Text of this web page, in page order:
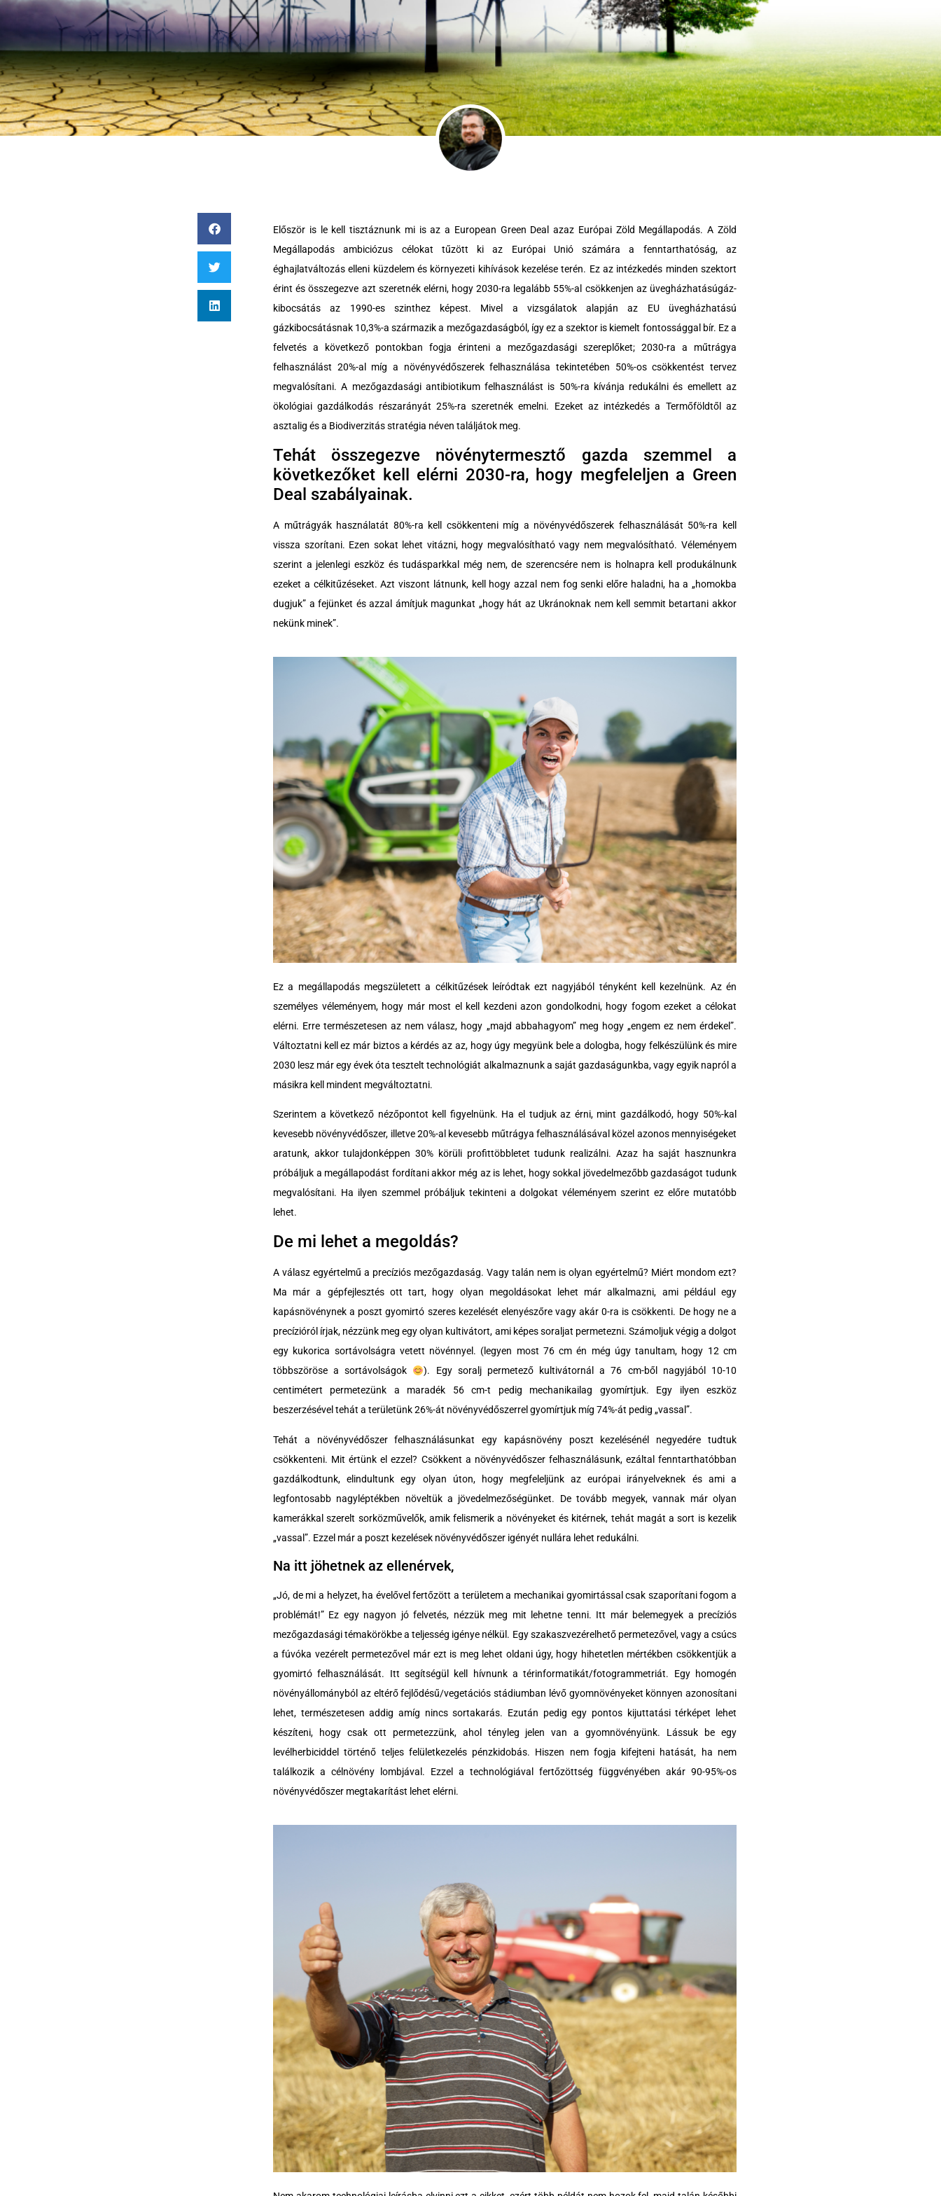
Először is le kell tisztáznunk mi is az a European Green Deal azaz Európai Zöld Megállapodás. A Zöld
Megállapodás ambiciózus célokat tűzött ki az Európai Unió számára a fenntarthatóság, az
éghajlatváltozás elleni küzdelem és környezeti kihívások kezelése terén. Ez az intézkedés minden szektort
érint és összegezve azt szeretnék elérni, hogy 2030-ra legalább 55%-al csökkenjen az üvegházhatásúgáz-
kibocsátás az 1990-es szinthez képest. Mivel a vizsgálatok alapján az EU üvegházhatású
gázkibocsátásnak 10,3%-a származik a mezőgazdaságból, így ez a szektor is kiemelt fontossággal bír. Ez a
felvetés a következő pontokban fogja érinteni a mezőgazdasági szereplőket; 2030-ra a műtrágya
felhasználást 20%-al míg a növényvédőszerek felhasználása tekintetében 50%-os csökkentést tervez
megvalósítani. A mezőgazdasági antibiotikum felhasználást is 50%-ra kívánja redukálni és emellett az
ökológiai gazdálkodás részarányát 25%-ra szeretnék emelni. Ezeket az intézkedés a Termőföldtől az
asztalig és a Biodiverzitás stratégia néven találjátok meg.
Tehát összegezve növénytermesztő gazda szemmel a
következőket kell elérni 2030-ra, hogy megfeleljen a Green
Deal szabályainak.
A műtrágyák használatát 80%-ra kell csökkenteni míg a növényvédőszerek felhasználását 50%-ra kell
vissza szorítani. Ezen sokat lehet vitázni, hogy megvalósítható vagy nem megvalósítható. Véleményem
szerint a jelenlegi eszköz és tudásparkkal még nem, de szerencsére nem is holnapra kell produkálnunk
ezeket a célkitűzéseket. Azt viszont látnunk, kell hogy azzal nem fog senki előre haladni, ha a „homokba
dugjuk” a fejünket és azzal ámítjuk magunkat „hogy hát az Ukránoknak nem kell semmit betartani akkor
nekünk minek”.
Ez a megállapodás megszületett a célkitűzések leíródtak ezt nagyjából tényként kell kezelnünk. Az én
személyes véleményem, hogy már most el kell kezdeni azon gondolkodni, hogy fogom ezeket a célokat
elérni. Erre természetesen az nem válasz, hogy „majd abbahagyom” meg hogy „engem ez nem érdekel”.
Változtatni kell ez már biztos a kérdés az az, hogy úgy megyünk bele a dologba, hogy felkészülünk és mire
2030 lesz már egy évek óta tesztelt technológiát alkalmaznunk a saját gazdaságunkba, vagy egyik napról a
másikra kell mindent megváltoztatni.
Szerintem a következő nézőpontot kell figyelnünk. Ha el tudjuk az érni, mint gazdálkodó, hogy 50%-kal
kevesebb növényvédőszer, illetve 20%-al kevesebb műtrágya felhasználásával közel azonos mennyiségeket
aratunk, akkor tulajdonképpen 30% körüli profittöbbletet tudunk realizálni. Azaz ha saját hasznunkra
próbáljuk a megállapodást fordítani akkor még az is lehet, hogy sokkal jövedelmezőbb gazdaságot tudunk
megvalósítani. Ha ilyen szemmel próbáljuk tekinteni a dolgokat véleményem szerint ez előre mutatóbb
lehet.
De mi lehet a megoldás?
A válasz egyértelmű a precíziós mezőgazdaság. Vagy talán nem is olyan egyértelmű? Miért mondom ezt?
Ma már a gépfejlesztés ott tart, hogy olyan megoldásokat lehet már alkalmazni, ami például egy
kapásnövénynek a poszt gyomirtó szeres kezelését elenyészőre vagy akár 0-ra is csökkenti. De hogy ne a
precízióról írjak, nézzünk meg egy olyan kultivátort, ami képes soraljat permetezni. Számoljuk végig a dolgot
egy kukorica sortávolságra vetett növénnyel. (legyen most 76 cm én még úgy tanultam, hogy 12 cm
többszöröse a sortávolságok
). Egy soralj permetező kultivátornál a 76 cm-ből nagyjából 10-10
centimétert permetezünk a maradék 56 cm-t pedig mechanikailag gyomírtjuk. Egy ilyen eszköz
beszerzésével tehát a területünk 26%-át növényvédőszerrel gyomírtjuk míg 74%-át pedig „vassal”.
Tehát a növényvédőszer felhasználásunkat egy kapásnövény poszt kezelésénél negyedére tudtuk
csökkenteni. Mit értünk el ezzel? Csökkent a növényvédőszer felhasználásunk, ezáltal fenntarthatóbban
gazdálkodtunk, elindultunk egy olyan úton, hogy megfeleljünk az európai irányelveknek és ami a
legfontosabb nagyléptékben növeltük a jövedelmezőségünket. De tovább megyek, vannak már olyan
kamerákkal szerelt sorközművelők, amik felismerik a növényeket és kitérnek, tehát magát a sort is kezelik
„vassal”. Ezzel már a poszt kezelések növényvédőszer igényét nullára lehet redukálni.
Na itt jöhetnek az ellenérvek,
„Jó, de mi a helyzet, ha évelővel fertőzött a területem a mechanikai gyomirtással csak szaporítani fogom a
problémát!” Ez egy nagyon jó felvetés, nézzük meg mit lehetne tenni. Itt már belemegyek a precíziós
mezőgazdasági témakörökbe a teljesség igénye nélkül. Egy szakaszvezérelhető permetezővel, vagy a csúcs
a fúvóka vezérelt permetezővel már ezt is meg lehet oldani úgy, hogy hihetetlen mértékben csökkentjük a
gyomirtó felhasználását. Itt segítségül kell hívnunk a térinformatikát/fotogrammetriát. Egy homogén
növényállományból az eltérő fejlődésű/vegetációs stádiumban lévő gyomnövényeket könnyen azonosítani
lehet, természetesen addig amíg nincs sortakarás. Ezután pedig egy pontos kijuttatási térképet lehet
készíteni, hogy csak ott permetezzünk, ahol tényleg jelen van a gyomnövényünk. Lássuk be egy
levélherbiciddel történő teljes felületkezelés pénzkidobás. Hiszen nem fogja kifejteni hatását, ha nem
találkozik a célnövény lombjával. Ezzel a technológiával fertőzöttség függvényében akár 90-95%-os
növényvédőszer megtakarítást lehet elérni.